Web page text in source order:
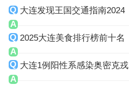
大连发现王国交通指南2024
2025大连美食排行榜前十名
大连1例阳性系感染奥密克戎